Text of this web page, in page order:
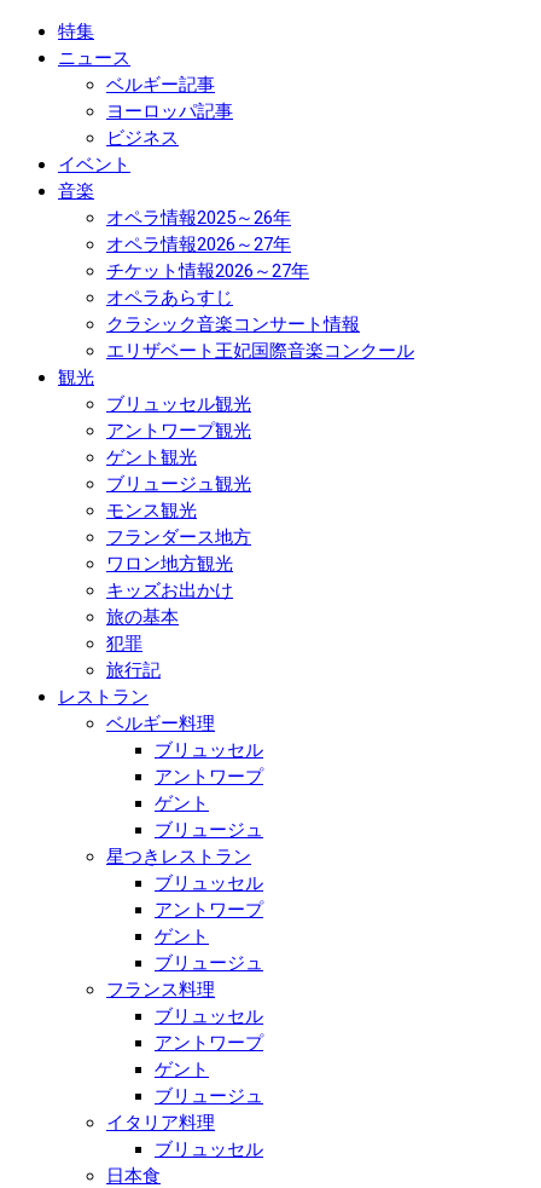
特集
ニュース
ベルギー記事
ヨーロッパ記事
ビジネス
イベント
音楽
オペラ情報2025～26年
オペラ情報2026～27年
チケット情報2026～27年
オペラあらすじ
クラシック音楽コンサート情報
エリザベート王妃国際音楽コンクール
観光
ブリュッセル観光
アントワープ観光
ゲント観光
ブリュージュ観光
モンス観光
フランダース地方
ワロン地方観光
キッズお出かけ
旅の基本
犯罪
旅行記
レストラン
ベルギー料理
ブリュッセル
アントワープ
ゲント
ブリュージュ
星つきレストラン
ブリュッセル
アントワープ
ゲント
ブリュージュ
フランス料理
ブリュッセル
アントワープ
ゲント
ブリュージュ
イタリア料理
ブリュッセル
日本食